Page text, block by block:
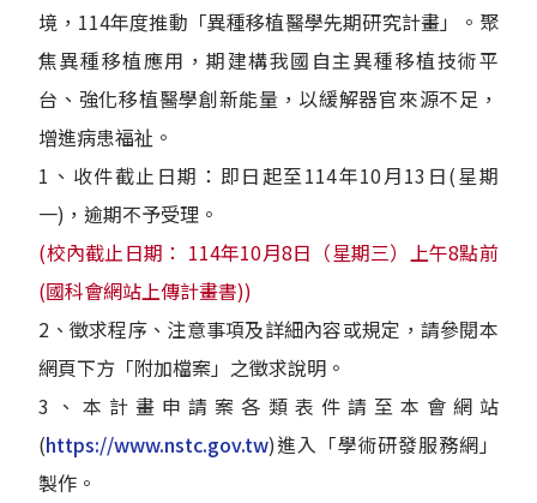
境，114年度推動「異種移植醫學先期研究計畫」。聚
焦異種移植應用，期建構我國自主異種移植技術平
台、強化移植醫學創新能量，以緩解器官來源不足，
增進病患福祉。
1、收件截止日期：即日起至114年10月13日(星期
一)，逾期不予受理。
(校內截止日期： 114年10月8日（星期三）上午8點前
(國科會網站上傳計畫書))
2、徵求程序、注意事項及詳細內容或規定，請參閱本
網頁下方「附加檔案」之徵求說明。
3、本計畫申請案各類表件請至本會網站
(https://www.nstc.gov.tw)進入「學術研發服務網」
製作。